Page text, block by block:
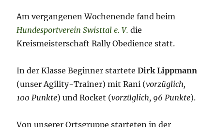
Am vergangenen Wochenende fand beim
Hundesportverein Swisttal e. V. die
Kreismeisterschaft Rally Obedience statt.
In der Klasse Beginner starteteDirk Lippmann
(unser Agility-Trainer) mit Rani (vorzüglich,
100 Punkte) und Rocket (vorzüglich, 96 Punkte).
Von unserer Ortsgruppe starteten in der